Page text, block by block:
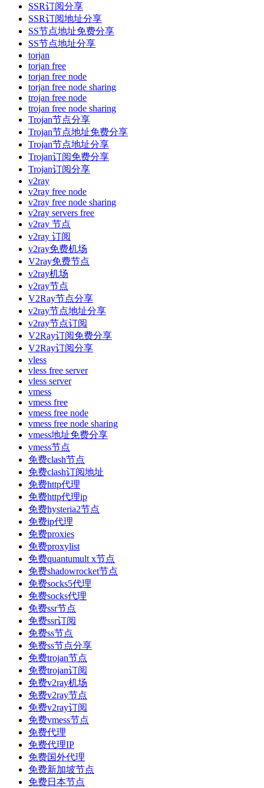
SSR订阅分享
SSR订阅地址分享
SS节点地址免费分享
SS节点地址分享
torjan
torjan free
torjan free node
torjan free node sharing
trojan free node
trojan free node sharing
Trojan节点分享
Trojan节点地址免费分享
Trojan节点地址分享
Trojan订阅免费分享
Trojan订阅分享
v2ray
v2ray free node
v2ray free node sharing
v2ray servers free
v2ray 节点
v2ray 订阅
v2ray免费机场
V2ray免费节点
v2ray机场
v2ray节点
V2Ray节点分享
v2ray节点地址分享
v2ray节点订阅
V2Ray订阅免费分享
V2Ray订阅分享
vless
vless free server
vless server
vmess
vmess free
vmess free node
vmess free node sharing
vmess地址免费分享
vmess节点
免费clash节点
免费clash订阅地址
免费http代理
免费http代理ip
免费hysteria2节点
免费ip代理
免费proxies
免费proxylist
免费quantumult x节点
免费shadowrocket节点
免费socks5代理
免费socks代理
免费ssr节点
免费ssr订阅
免费ss节点
免费ss节点分享
免费trojan节点
免费trojan订阅
免费v2ray机场
免费v2ray节点
免费v2ray订阅
免费vmess节点
免费代理
免费代理IP
免费国外代理
免费新加坡节点
免费日本节点